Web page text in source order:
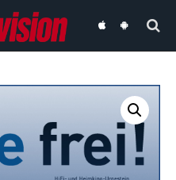
audiovisionaudiovision